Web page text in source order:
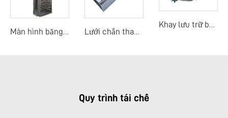
Màn hình băng dòng trung tâm Lưới chắn thanh mảnh
Khay lưu trữ bùn
Quy trình tái chế